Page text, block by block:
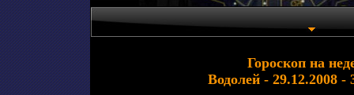
Гороскоп на
Водолей - 29.12.2008 -